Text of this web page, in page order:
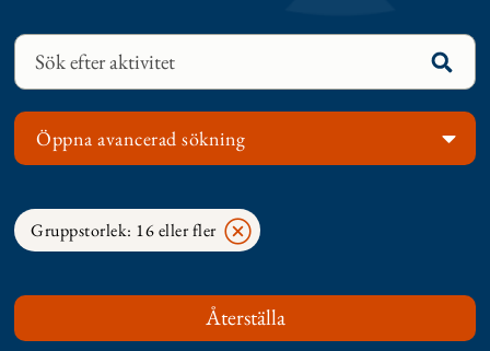
Öppna avancerad sökning
Gruppstorlek: 16 eller fler